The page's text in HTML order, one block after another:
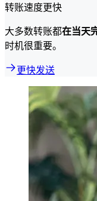
转账速度更快
大多数转账都在当天
时机很重要。
更快发送